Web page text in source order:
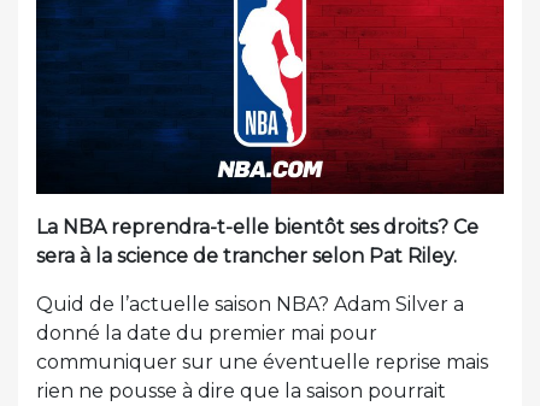
La NBA reprendra-t-elle bientôt ses droits? Ce
sera à la science de trancher selon Pat Riley.
Quid de l’actuelle saison NBA? Adam Silver a
donné la date du premier mai pour
communiquer sur une éventuelle reprise mais
rien ne pousse à dire que la saison pourrait